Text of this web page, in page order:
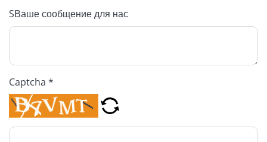
SВаше сообщение для нас
Captcha *